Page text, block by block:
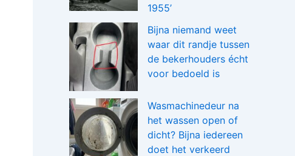
1955’
Bijna niemand weet
waar dit randje tussen
de bekerhouders écht
voor bedoeld is
Wasmachinedeur na
het wassen open of
dicht? Bijna iedereen
doet het verkeerd